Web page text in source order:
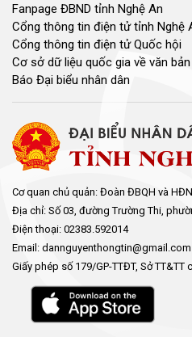
Fanpage ĐBND tỉnh Nghệ An
Cổng thông tin điện tử tỉnh Nghệ
Cổng thông tin điện tử Quốc hội
Cơ sở dữ liệu quốc gia về văn
Báo Đại biểu nhân dân
Cơ quan chủ quản: Đoàn ĐBQH và
Địa chỉ: Số 03, đường Trường Thi,
Điện thoại: 02383.592014
Email: dannguyenthongtin@gmail.com
Giấy phép số 179/GP-TTĐT, Sở TT&TT